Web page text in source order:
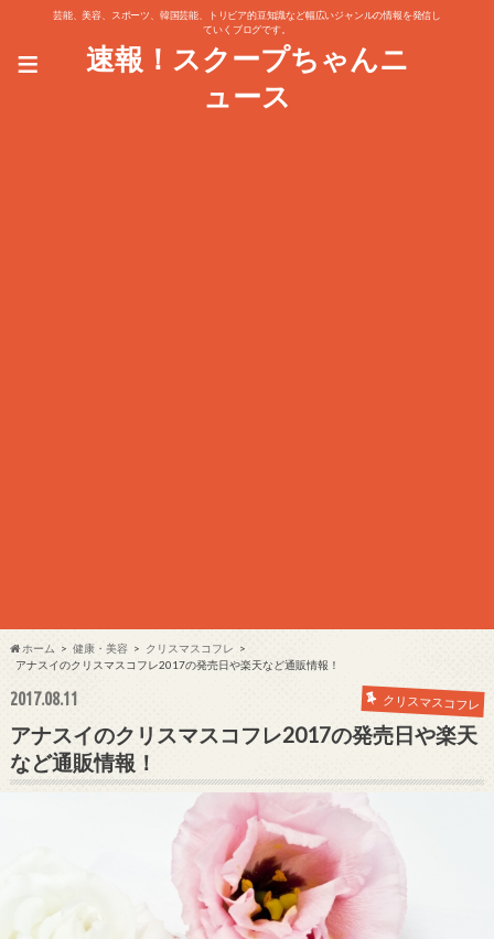
芸能、美容、スポーツ、韓国芸能、トリビア的豆知識など幅広いジャンルの情報を発信し
ていくブログです。
速報！スクープちゃんニ
ュース
≡
ホーム 健康・美容
クリスマスコフレ
アナスイのクリスマスコフレ2017の発売日や楽天など通販情報！
2017.08.11 クリスマスコフレ
アナスイのクリスマスコフレ2017の発売日や楽天
など通販情報！